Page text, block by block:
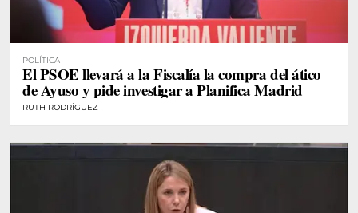
POLÍTICA
El PSOE llevará a la Fiscalía la compra del ático
de Ayuso y pide investigar a Planifica Madrid
RUTH RODRÍGUEZ